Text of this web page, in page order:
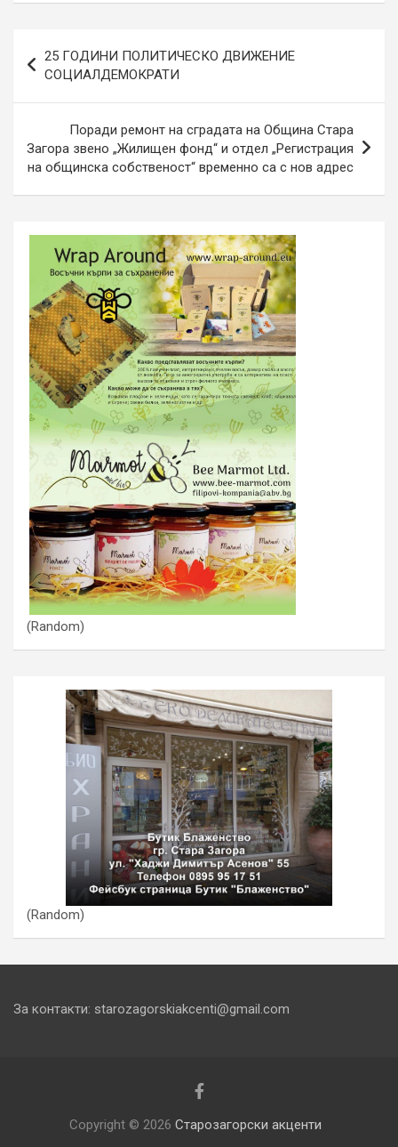
25 ГОДИНИ ПОЛИТИЧЕСКО ДВИЖЕНИЕ
СОЦИАЛДЕМОКРАТИ
Поради ремонт на сградата на Община Стара
Загора звено „Жилищен фонд“ и отдел „Регистрация
на общинска собственост“ временно са с нов адрес
(Random)
(Random)
За контакти: starozagorskiakcenti@gmail.com
Copyright © 2026 Старозагорски акценти